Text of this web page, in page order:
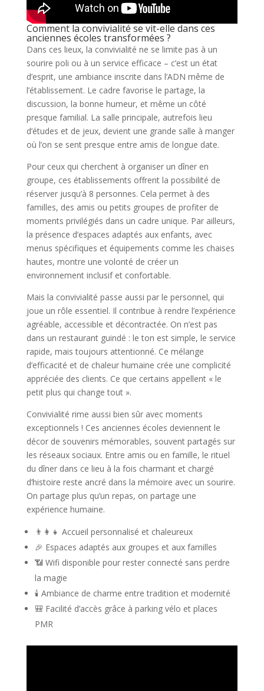
Comment la convivialité se vit-elle dans ces
anciennes écoles transformées ?
Dans ces lieux, la convivialité ne se limite pas à un
sourire poli ou à un service efficace – c’est un état
d’esprit, une ambiance inscrite dans l’ADN même de
l’établissement. Le cadre favorise le partage, la
discussion, la bonne humeur, et même un côté
presque familial. La salle principale, autrefois lieu
d’études et de jeux, devient une grande salle à manger
où l’on se sent presque entre amis de longue date.
Pour ceux qui cherchent à organiser un dîner en
groupe, ces établissements offrent la possibilité de
réserver jusqu’à 8 personnes. Cela permet à des
familles, des amis ou petits groupes de profiter de
moments privilégiés dans un cadre unique. Par ailleurs,
la présence d’espaces adaptés aux enfants, avec
menus spécifiques et équipements comme les chaises
hautes, montre une volonté de créer un
environnement inclusif et confortable.
Mais la convivialité passe aussi par le personnel, qui
joue un rôle essentiel. Il contribue à rendre l’expérience
agréable, accessible et décontractée. On n’est pas
dans un restaurant guindé : le ton est simple, le service
rapide, mais toujours attentionné. Ce mélange
d’efficacité et de chaleur humaine crée une complicité
appréciée des clients. Ce que certains appellent « le
petit plus qui change tout ».
Convivialité rime aussi bien sûr avec moments
exceptionnels ! Ces anciennes écoles deviennent le
décor de souvenirs mémorables, souvent partagés sur
les réseaux sociaux. Entre amis ou en famille, le rituel
du dîner dans ce lieu à la fois charmant et chargé
d’histoire reste ancré dans la mémoire avec un sourire.
On partage plus qu’un repas, on partage une
expérience humaine.
👨‍👩‍👧 Accueil personnalisé et chaleureux
🎉 Espaces adaptés aux groupes et aux familles
📶 Wifi disponible pour rester connecté sans perdre
la magie
🕯️ Ambiance de charme entre tradition et modernité
🎒 Facilité d’accès grâce à parking vélo et places
PMR